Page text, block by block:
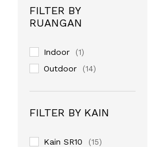
FILTER BY
RUANGAN
Indoor (1)
Outdoor (14)
FILTER BY KAIN
Kain SR10 (15)